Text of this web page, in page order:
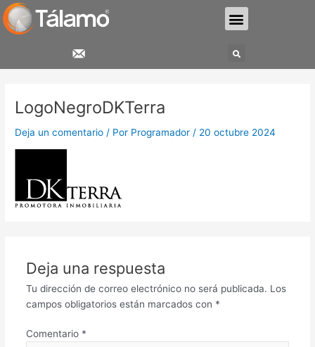
al
contenido
Menu
Search
LogoNegroDKTerra
Deja un comentario / Por Programador / 20 octubre 2024
Deja una respuesta
Tu dirección de correo electrónico no será publicada. Los
campos obligatorios están marcados con *
Comentario *